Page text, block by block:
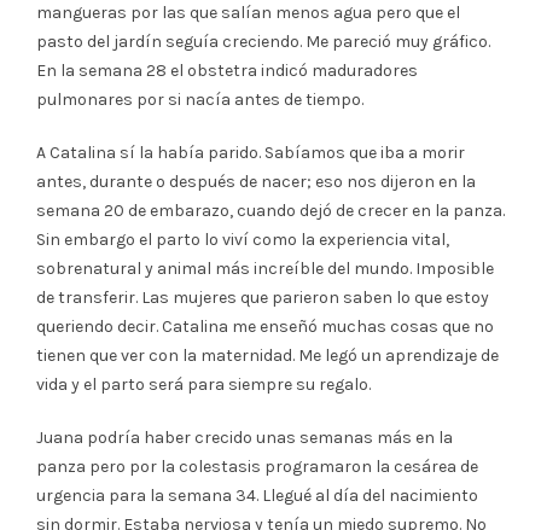
mangueras por las que salían menos agua pero que el
pasto del jardín seguía creciendo. Me pareció muy gráfico.
En la semana 28 el obstetra indicó maduradores
pulmonares por si nacía antes de tiempo.
A Catalina sí la había parido. Sabíamos que iba a morir
antes, durante o después de nacer; eso nos dijeron en la
semana 20 de embarazo, cuando dejó de crecer en la panza.
Sin embargo el parto lo viví como la experiencia vital,
sobrenatural y animal más increíble del mundo. Imposible
de transferir. Las mujeres que parieron saben lo que estoy
queriendo decir. Catalina me enseñó muchas cosas que no
tienen que ver con la maternidad. Me legó un aprendizaje de
vida y el parto será para siempre su regalo.
Juana podría haber crecido unas semanas más en la
panza pero por la colestasis programaron la cesárea de
urgencia para la semana 34. Llegué al día del nacimiento
sin dormir. Estaba nerviosa y tenía un miedo supremo. No